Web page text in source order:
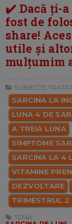
✔️ Dacă ți-
fost de
share!
utile și
mulțumim
SUBIECTE
SARCINA LA
LUNA 4 DE
A TREIA LUNA
SIMPTOME
SARCINA LA 4
VITAMINE
DEZVOLTARE
TRIMESTRUL 2
TEMA: